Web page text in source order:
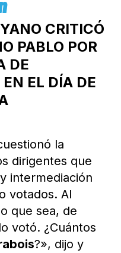
CRITICÓ
PABLO POR
DE
EL DÍA DE
la
dirigentes que
intermediación
votados. Al
que sea, de
votó. ¿Cuántos
?», dijo y